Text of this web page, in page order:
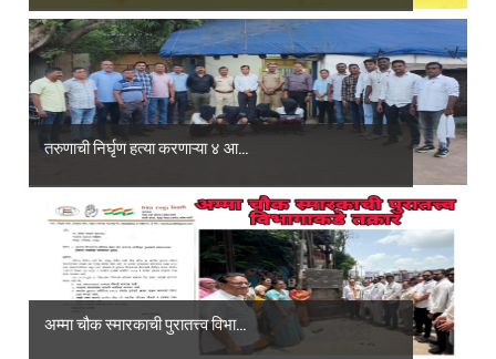
तरुणाची निर्घृण हत्या करणाऱ्या ४ आ...
अम्मा चौक स्मारकाची पुरातत्त्व विभा...